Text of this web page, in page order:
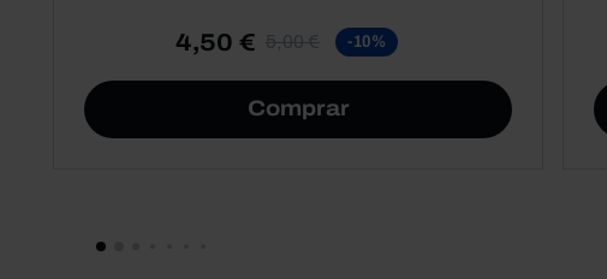
4,50 € 5,00 € -10%
Comprar